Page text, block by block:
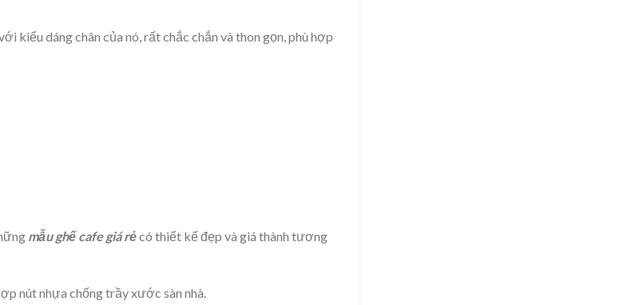
kiểu dáng chân của nó, rất chắc chắn và thon gọn, phù hợp
mẫu ghế cafe giá rẻcó thiết kế đẹp và giá thành tương
nút nhựa chống trầy xước sàn nhà.